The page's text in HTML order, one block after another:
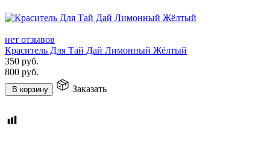
нет отзывов
Краситель Для Тай Дай Лимонный Жёлтый
350 руб.
800 руб.
В корзину Заказать